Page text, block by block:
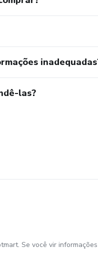
las?
Se você vir